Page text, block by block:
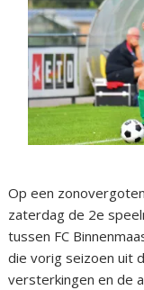
Op een
zaterdag de 2e
tussen FC
die vorig seizoen uit
versterkingen en de